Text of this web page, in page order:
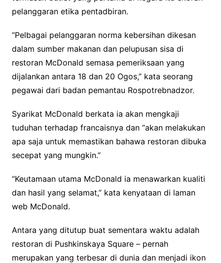
pelanggaran etika pentadbiran.
“Pelbagai pelanggaran norma kebersihan dikesan
dalam sumber makanan dan pelupusan sisa di
restoran McDonald semasa pemeriksaan yang
dijalankan antara 18 dan 20 Ogos,” kata seorang
pegawai dari badan pemantau Rospotrebnadzor.
Syarikat McDonald berkata ia akan mengkaji
tuduhan terhadap francaisnya dan “akan melakukan
apa saja untuk memastikan bahawa restoran dibuka
secepat yang mungkin.”
“Keutamaan utama McDonald ia menawarkan kualiti
dan hasil yang selamat,” kata kenyataan di laman
web McDonald.
Antara yang ditutup buat sementara waktu adalah
restoran di Pushkinskaya Square – pernah
merupakan yang terbesar di dunia dan menjadi ikon